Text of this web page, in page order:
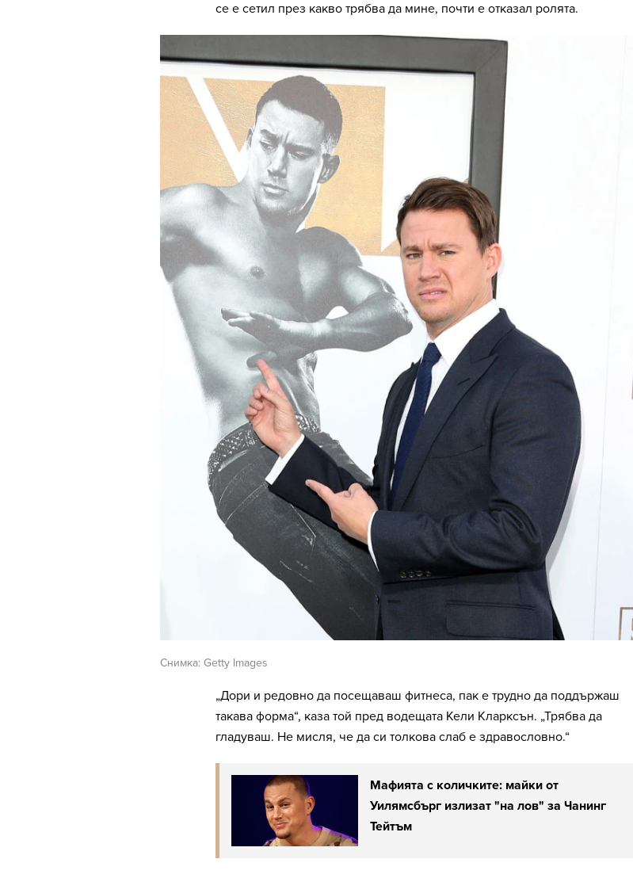
се е сетил през какво трябва да мине, почти е отказал ролята.
Снимка: Getty Images
„Дори и редовно да посещаваш фитнеса, пак е трудно да поддържаш
такава форма“, каза той пред водещата Кели Кларксън. „Трябва да
гладуваш. Не мисля, че да си толкова слаб е здравословно.“
Мафията с количките: майки от
Уилямсбърг излизат "на лов" за Чанинг
Тейтъм